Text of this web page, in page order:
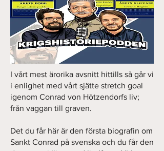
I vårt mest ärorika avsnitt hittills så går vi
i enlighet med vårt sjätte stretch goal
igenom Conrad von Hötzendorfs liv;
från vaggan till graven.
Det du får här är den första biografin om
Sankt Conrad på svenska och du får den